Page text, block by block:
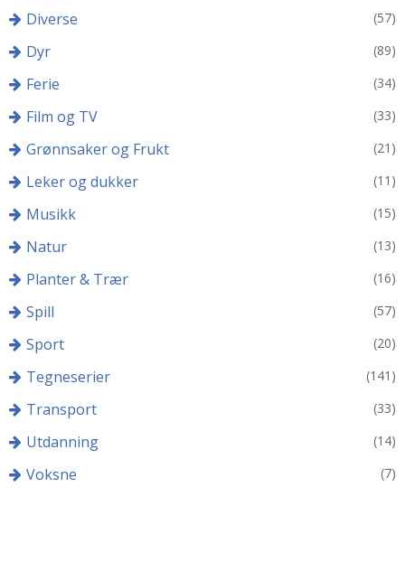
Diverse (57)
Dyr (89)
Ferie (34)
Film og TV (33)
Grønnsaker og Frukt (21)
Leker og dukker (11)
Musikk (15)
Natur (13)
Planter & Trær (16)
Spill (57)
Sport (20)
Tegneserier (141)
Transport (33)
Utdanning (14)
Voksne (7)